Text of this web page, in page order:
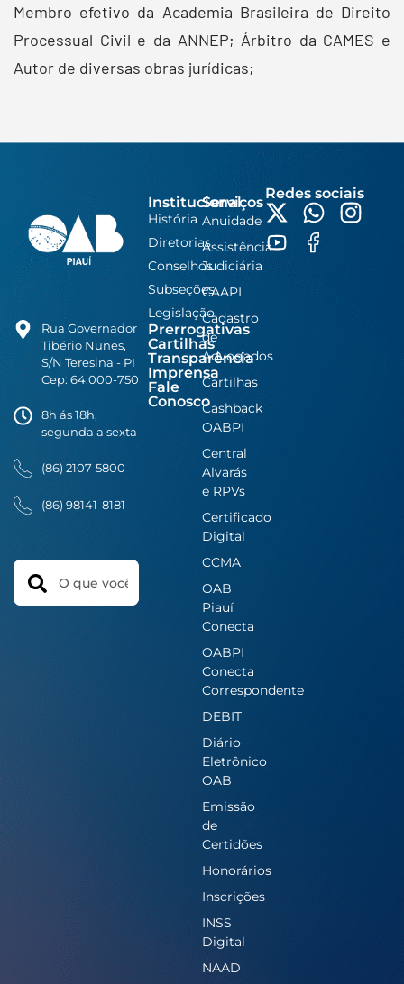
Membro efetivo da Academia Brasileira de Direito
Processual Civil e da ANNEP; Árbitro da CAMES e
Autor de diversas obras jurídicas;
Rua Governador
Tibério Nunes,
S/N Teresina - PI
Cep: 64.000-750
8h ás 18h,
segunda a sexta
(86) 2107-5800
(86) 98141-8181
Search
Institucional
História
Diretorias
Conselhos
Subseções
Legislação
Prerrogativas
Cartilhas
Transparência
Imprensa
Fale
Conosco
Serviços
Anuidade
Assistência
Judiciária
CAAPI
Cadastro
de
Advogados
Cartilhas
Cashback
OABPI
Central
Alvarás
e RPVs
Certificado
Digital
CCMA
OAB
Piauí
Conecta
OABPI
Conecta
Correspondente
DEBIT
Diário
Eletrônico
OAB
Emissão
de
Certidões
Honorários
Inscrições
INSS
Digital
NAAD
Redes sociais